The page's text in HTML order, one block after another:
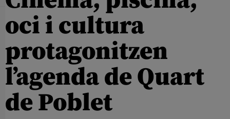
oci i cultura
protagonitzen
l’agenda de Quart
de Poblet